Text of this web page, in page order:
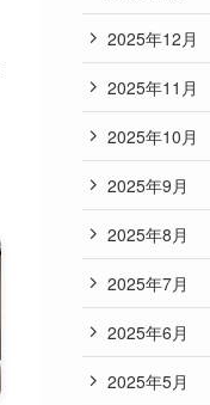
2025年12月
2025年11月
2025年10月
2025年9月
2025年8月
2025年7月
2025年6月
2025年5月